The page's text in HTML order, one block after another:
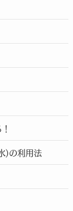
)の利用法